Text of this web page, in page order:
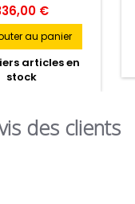
du verre ou du
pour mesurer
l'efficacité anti-
des films.
€
au panier
articles en
stock
des clients